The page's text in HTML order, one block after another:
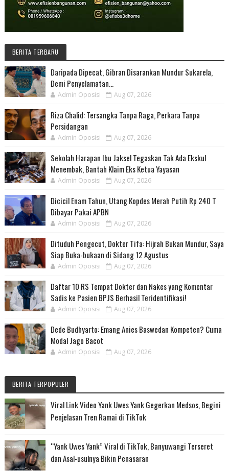
BERITA TERBARU
Daripada Dipecat, Gibran Disarankan Mundur Sukarela,
Demi Penyelamatan...
Admin Oposisi Aug 07, 2026
Riza Chalid: Tersangka Tanpa Raga, Perkara Tanpa
Persidangan
Admin Oposisi Aug 07, 2026
Sekolah Harapan Ibu Jaksel Tegaskan Tak Ada Ekskul
Menembak, Bantah Klaim Eks Ketua Yayasan
Admin Oposisi Aug 07, 2026
Dicicil Enam Tahun, Utang Kopdes Merah Putih Rp 240 T
Dibayar Pakai APBN
Admin Oposisi Aug 07, 2026
Dituduh Pengecut, Dokter Tifa: Hijrah Bukan Mundur, Saya
Siap Buka-bukaan di Sidang 12 Agustus
Admin Oposisi Aug 07, 2026
Daftar 10 RS Tempat Dokter dan Nakes yang Komentar
Sadis ke Pasien BPJS Berhasil Teridentifikasi!
Admin Oposisi Aug 07, 2026
Dede Budhyarto: Emang Anies Baswedan Kompeten? Cuma
Modal Jago Bacot
Admin Oposisi Aug 07, 2026
BERITA TERPOPULER
Viral Link Video Yank Uwes Yank Gegerkan Medsos, Begini
Penjelasan Tren Ramai di TikTok
“Yank Uwes Yank” Viral di TikTok, Banyuwangi Terseret
dan Asal-usulnya Bikin Penasaran